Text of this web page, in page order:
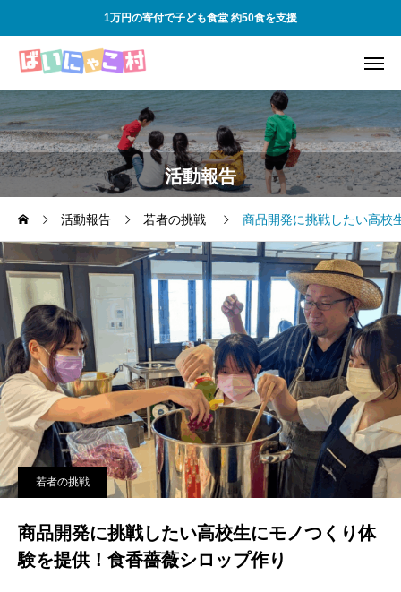
1万円の寄付で子ども食堂 約50食を支援
活動報告
活動報告 若者の挑戦 商品開発に挑戦したい高校
若者の挑戦
商品開発に挑戦したい高校生にモノつくり体
験を提供！食香薔薇シロップ作り